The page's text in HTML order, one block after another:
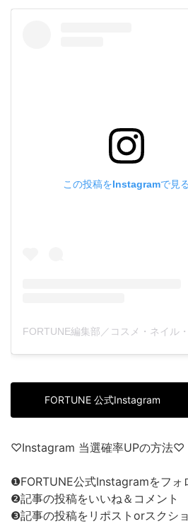
この投稿をInstagramで見る
FORTUNE 公式Instagram
♡Instagram 当選確率UPの方法♡
❶FORTUNE公式Instagramをフォ
❷記事の投稿をいいね＆コメント
❸記事の投稿をリポストorスクシ